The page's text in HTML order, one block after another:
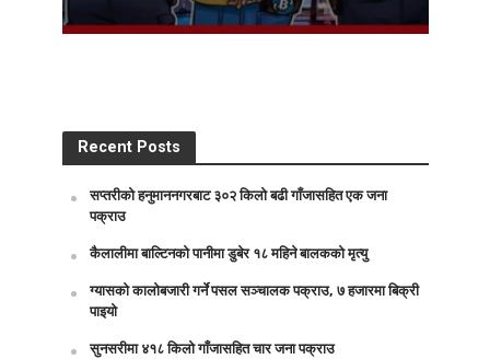
Recent Posts
सप्तरीको हनुमाननगरबाट ३०२ किलो बढी गाँजासहित एक जना
पक्राउ
कैलालीमा बाल्टिनको पानीमा डुबेर १८ महिने बालकको मृत्यु
ग्यासको कालोबजारी गर्ने पसल सञ्चालक पक्राउ, ७ हजारमा बिक्री
पाइयो
सुनसरीमा ४१८ किलो गाँजासहित चार जना पक्राउ